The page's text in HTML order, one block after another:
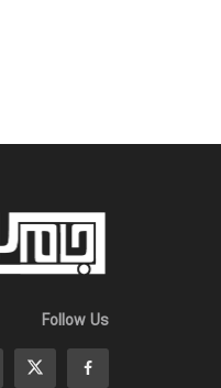
Follow Us